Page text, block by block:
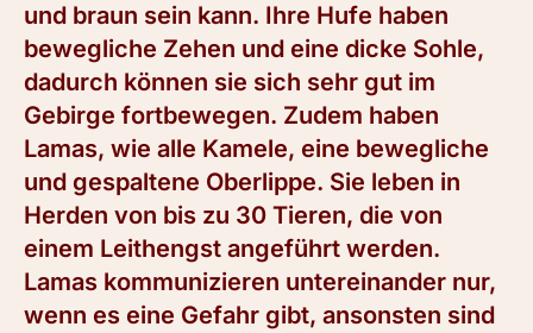
und braun sein kann. Ihre Hufe haben
bewegliche Zehen und eine dicke Sohle,
dadurch können sie sich sehr gut im
Gebirge fortbewegen. Zudem haben
Lamas, wie alle Kamele, eine bewegliche
und gespaltene Oberlippe. Sie leben in
Herden von bis zu 30 Tieren, die von
einem Leithengst angeführt werden.
Lamas kommunizieren untereinander nur,
wenn es eine Gefahr gibt, ansonsten sind